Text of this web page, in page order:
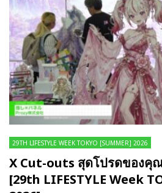
29TH LIFESTYLE WEEK TOKYO [SUMMER] 2026
X Cut-outs สุดโปรดของคุ
[29th LIFESTYLE Week